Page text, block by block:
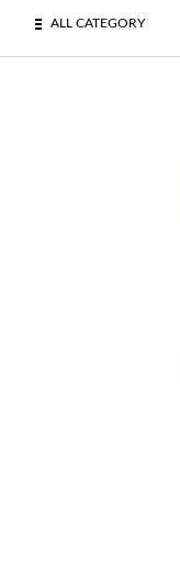
ALL CATEGORY